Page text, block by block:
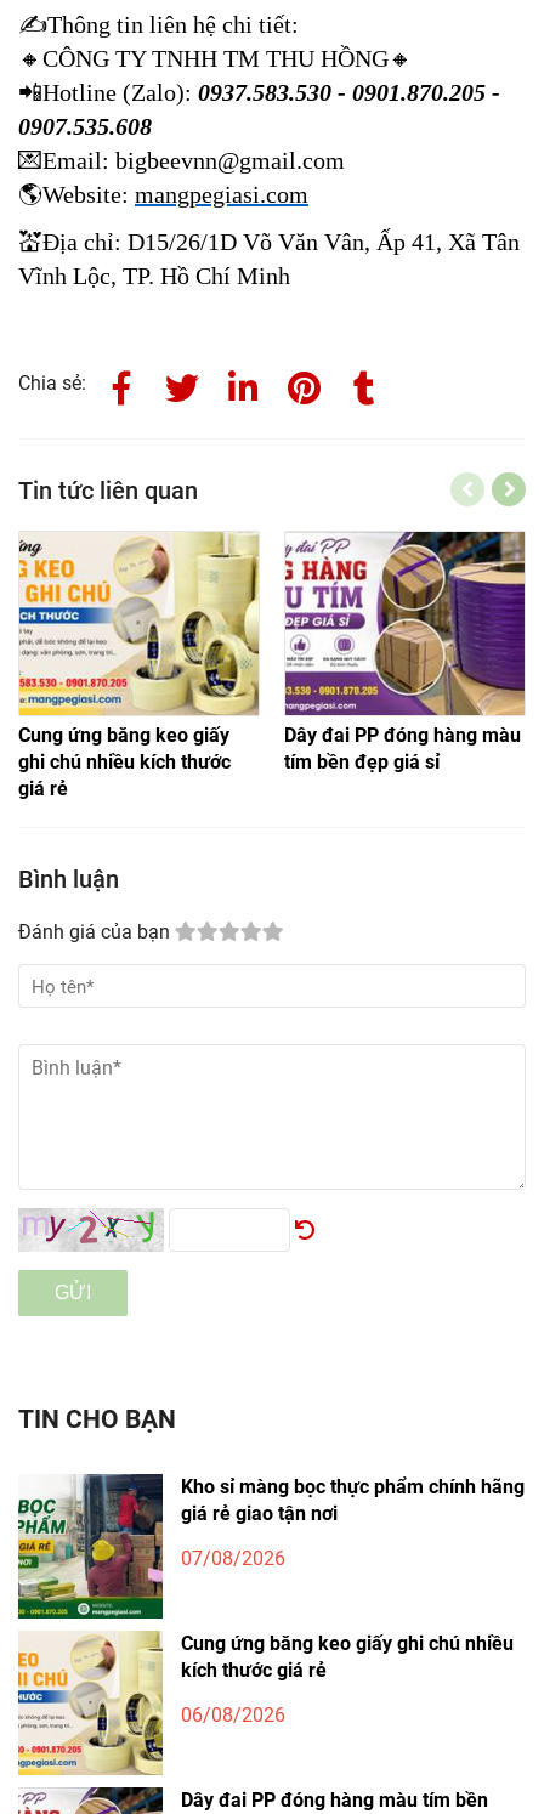
✍️Thông tin liên hệ chi tiết:
🔸 CÔNG TY TNHH TM THU HỒNG🔸
📲Hotline (Zalo): 0937.583.530 - 0901.870.205 -
0907.535.608
💌Email: bigbeevnn@gmail.com
🌎Website: mangpegiasi.com
💒Địa chỉ: D15/26/1D Võ Văn Vân, Ấp 41, Xã Tân
Vĩnh Lộc, TP. Hồ Chí Minh
Chia sẻ:
Tin tức liên quan
Cung ứng băng keo giấy
ghi chú nhiều kích thước
giá rẻ
Dây đai PP đóng hàng màu
tím bền đẹp giá sỉ
Bình luận
Đánh giá của bạn
GỬI
TIN CHO BẠN
Kho sỉ màng bọc thực phẩm chính hãng
giá rẻ giao tận nơi
07/08/2026
Cung ứng băng keo giấy ghi chú nhiều
kích thước giá rẻ
06/08/2026
Dây đai PP đóng hàng màu tím bền